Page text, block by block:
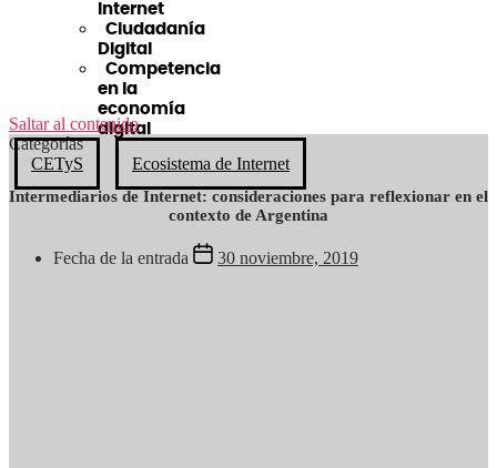
Internet
Ciudadanía
Digital
Competencia
en la
economía
digital
Saltar al contenido
Categorías
CETyS
Ecosistema de Internet
Intermediarios de Internet: consideraciones para reflexionar en el
contexto de Argentina
Fecha de la entrada 30 noviembre, 2019